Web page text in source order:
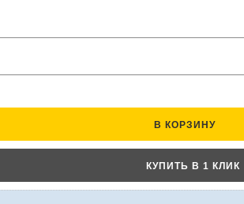
В КОРЗИНУ
КУПИТЬ В 1 КЛИК